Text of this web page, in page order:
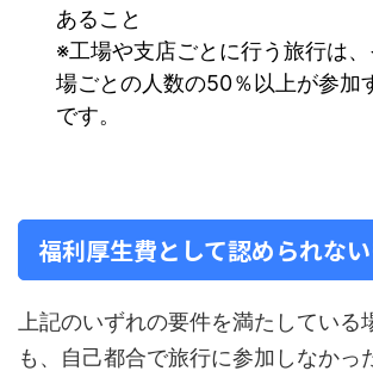
あること
※工場や支店ごとに行う旅行は
場ごとの人数の50％以上が参加
です。
福利厚生費として認められな
上記のいずれの要件を満たしている
も、自己都合で旅行に参加しなかっ